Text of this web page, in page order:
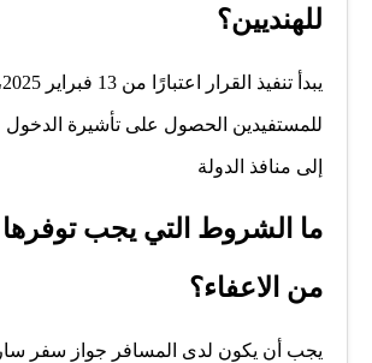
للهنديين؟
للمستفيدين الحصول على تأشيرة
إلى منافذ الدولة
ما الشروط التي يجب توفرها
من الاعفاء؟
يجب أن يكون لدى المسافر جواز سفر